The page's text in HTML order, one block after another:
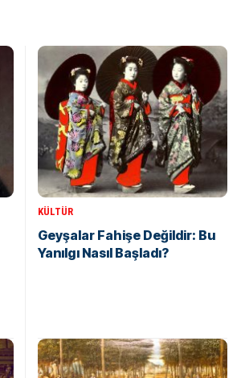
KÜLTÜR
Geyşalar Fahişe Değildir: Bu
Yanılgı Nasıl Başladı?